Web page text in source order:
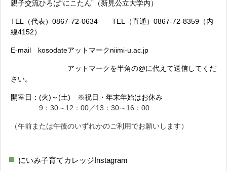
親子交流ひろば“にこたん”（新見公立大学内）
TEL（代表）0867-72-0634 TEL（直通）0867-72-8359（内
線4152）
E-mail kosodateアットマークniimi-u.ac.jp
アットマークを半角の@に代えて送信してくだ
さい。
開室日：(火)～(土) ※祝日・年末年始はお休み
9：30～12：00／13：30～16：00
（午前または午後のいずれかのご利用でお願いします）
にいみ子育てカレッジInstagram